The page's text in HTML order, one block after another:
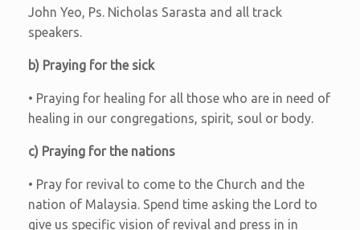
John Yeo, Ps. Nicholas Sarasta and all track
speakers.
b) Praying for the sick
• Praying for healing for all those who are in need of
healing in our congregations, spirit, soul or body.
c) Praying for the nations
• Pray for revival to come to the Church and the
nation of Malaysia. Spend time asking the Lord to
give us specific vision of revival and press in in